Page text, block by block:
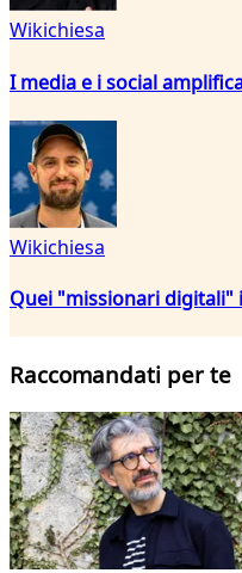
Wikichiesa
I media e i social
Wikichiesa
Quei "missionari digitali"
Raccomandati per te